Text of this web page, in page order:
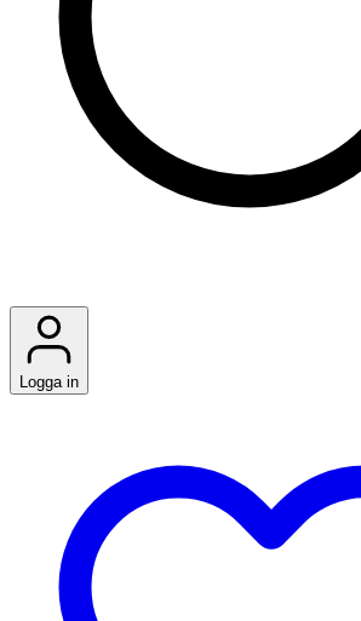
Logga in